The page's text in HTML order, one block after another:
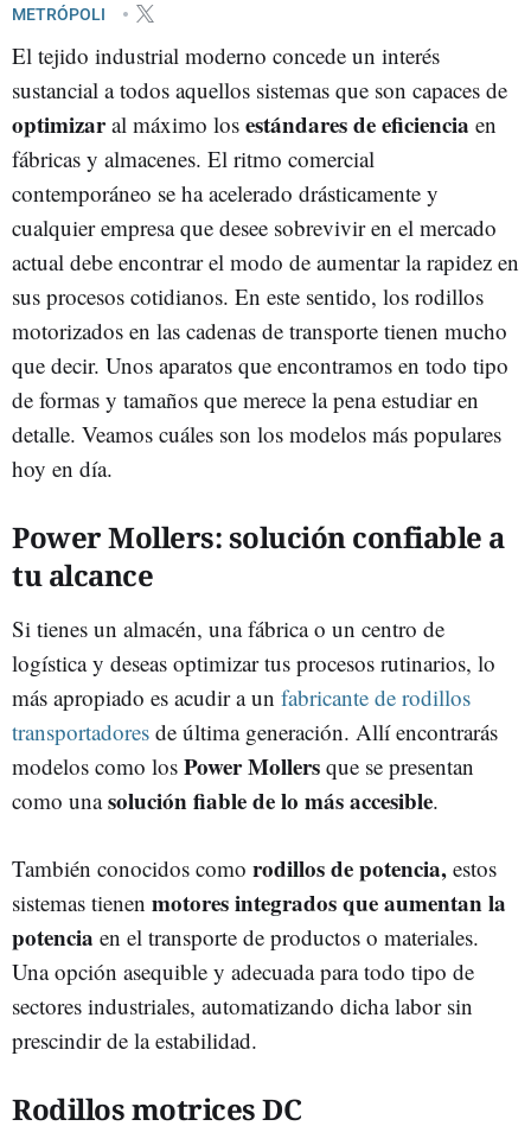
METRÓPOLI
El tejido industrial moderno concede un interés
sustancial a todos aquellos sistemas que son capaces de
optimizaral máximo los estándares de eficiencia en
fábricas y almacenes. El ritmo comercial
contemporáneo se ha acelerado drásticamente y
cualquier empresa que desee sobrevivir en el mercado
actual debe encontrar el modo de aumentar la rapidez en
sus procesos cotidianos. En este sentido, los rodillos
motorizados en las cadenas de transporte tienen mucho
que decir. Unos aparatos que encontramos en todo tipo
de formas y tamaños que merece la pena estudiar en
detalle. Veamos cuáles son los modelos más populares
hoy en día.
Power Mollers: solución confiable a
tu alcance
Si tienes un almacén, una fábrica o un centro de
logística y deseas optimizar tus procesos rutinarios, lo
más apropiado es acudir a un fabricante de rodillos
transportadores de última generación. Allí encontrarás
modelos como los Power Mollers que se presentan
como unasolución fiable de lo más accesible.
También conocidos como rodillos de potencia, estos
sistemas tienen motores integrados que aumentan la
potencia en el transporte de productos o materiales.
Una opción asequible y adecuada para todo tipo de
sectores industriales, automatizando dicha labor sin
prescindir de la estabilidad.
Rodillos motrices DC